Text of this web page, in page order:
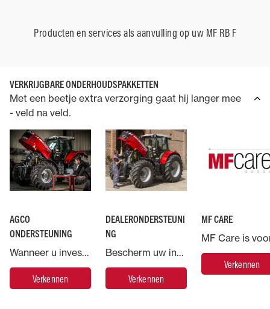
Producten en services als aanvulling op uw MF RB F
VERKRIJGBARE ONDERHOUDSPAKKETTEN
Met een beetje extra verzorging gaat hij langer mee
- veld na veld.
AGCO
ONDERSTEUNING
Wanneer u investeert in een machine van Massey Ferguson, geniet u de ondersteuning van AGCO, 's werelds grootste producent van landbouwmachines.
Verkennen
DEALERONDERSTEUNI
NG
Bescherm uw investering in Massey Ferguson en laat de zorg voor uw machinepark over aan de experts.
Verkennen
MF CARE
Verkennen